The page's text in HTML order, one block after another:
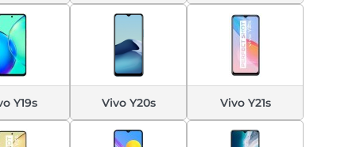
Y19s Vivo Y20s Vivo Y21s